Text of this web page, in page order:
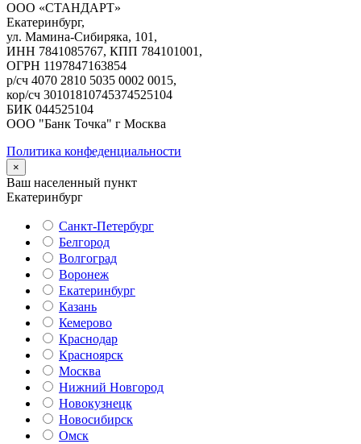
ООО «СТАНДАРТ»
Екатеринбург,
ул. Мамина-Сибиряка, 101,
ИНН 7841085767, КПП 784101001,
ОГРН 1197847163854
р/сч 4070 2810 5035 0002 0015,
кор/сч 30101810745374525104
БИК 044525104
ООО "Банк Точка" г Москва
Политика конфеденциальности
×
Ваш населенный пункт
Екатеринбург
Санкт-Петербург
Белгород
Волгоград
Воронеж
Екатеринбург
Казань
Кемерово
Краснодар
Красноярск
Москва
Нижний Новгород
Новокузнецк
Новосибирск
Омск